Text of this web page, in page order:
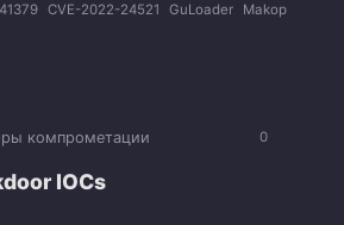
CVE-2022-24521 GuLoader Makop
0
компрометации
IOCs